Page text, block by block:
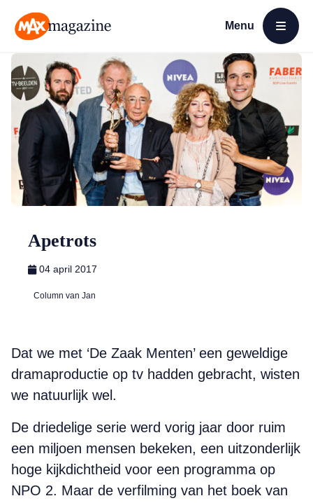
Menu
Open menu
Apetrots
04 april 2017
Column van Jan
Dat we met ‘De Zaak Menten’ een geweldige
drama­productie op tv hadden gebracht, wisten
we natuurlijk wel.
De driedelige serie werd vorig jaar door ruim
een miljoen mensen bekeken, een uitzonderlijk
hoge kijkdichtheid voor een programma op
NPO 2. Maar de verfilming van het boek van